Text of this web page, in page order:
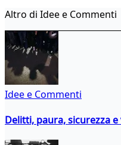
Altro di Idee e Commenti
Idee e Commenti
Delitti, paura, sicurezza